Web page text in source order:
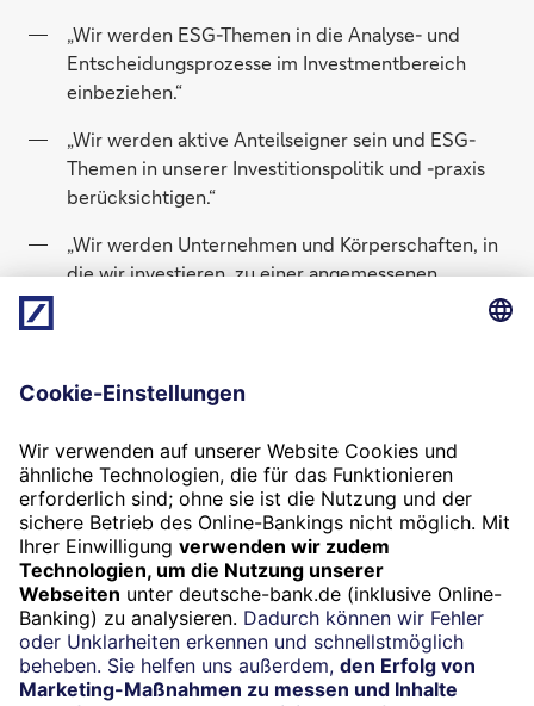
„Wir werden ESG-Themen in die Analyse- und
Entscheidungsprozesse im Investmentbereich
einbeziehen.“
„Wir werden aktive Anteilseigner sein und ESG-
Themen in unserer Investitionspolitik und -praxis
berücksichtigen.“
„Wir werden Unternehmen und Körperschaften, in
die wir investieren, zu einer angemessenen
Offenlegung in Bezug auf ESG-Themen anhalten.“
vorantreiben.“
„Wir werden zusammenarbeiten, um unsere
Wirksamkeit bei der Umsetzung der Prinzipien zu
steigern.“
„Wir werden über unsere Aktivitäten und
Fortschritte bei der Umsetzung der Prinzipien
Bericht erstatten.“
Tipp:Die PRI können privaten Anlegern eine erste
Orientierung beim Start in nachhaltiges Investieren